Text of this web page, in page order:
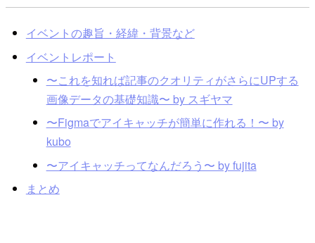
イベントの趣旨・経緯・背景など
イベントレポート
〜これを知れば記事のクオリティがさらにUPする
画像データの基礎知識〜 by スギヤマ
〜Figmaでアイキャッチが簡単に作れる！〜 by
kubo
〜アイキャッチってなんだろう〜 by fujita
まとめ